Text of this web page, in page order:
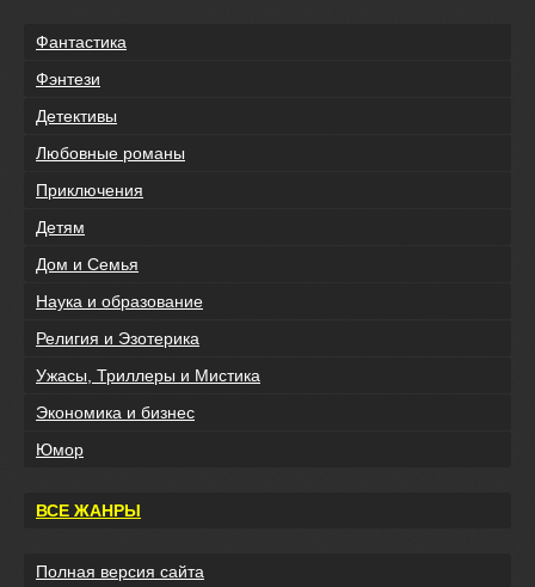
Фантастика
Фэнтези
Детективы
Любовные романы
Приключения
Детям
Дом и Семья
Наука и образование
Религия и Эзотерика
Ужасы, Триллеры и Мистика
Экономика и бизнес
Юмор
ВСЕ ЖАНРЫ
Полная версия сайта